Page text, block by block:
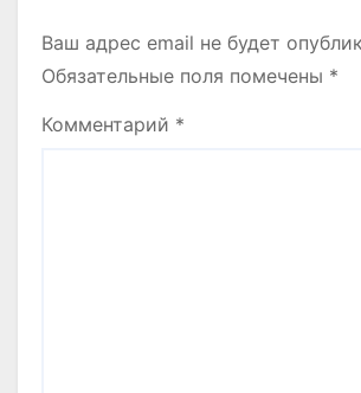
Ваш адрес email не будет
Обязательные поля помечены *
Комментарий *